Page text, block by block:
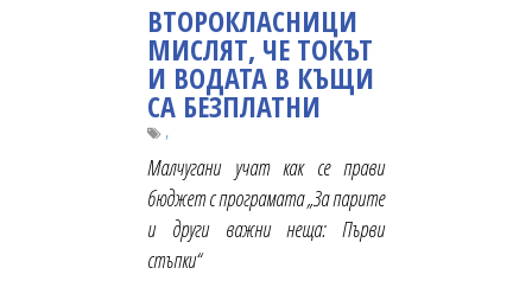
ВТОРОКЛАСНИЦИ
МИСЛЯТ, ЧЕ ТОКЪТ
И ВОДАТА В КЪЩИ
СА БЕЗПЛАТНИ
,
Малчугани учат как се прави
бюджет с програмата „За парите
и други важни неща: Първи
стъпки“